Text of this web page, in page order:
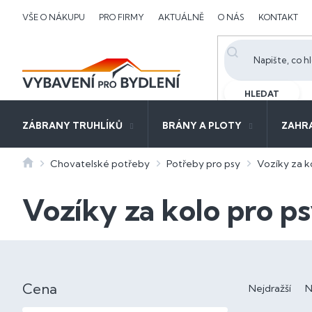
VŠE O NÁKUPU PRO FIRMY AKTUÁLNĚ O NÁS KONTAKT
HLEDAT
ZÁBRANY TRUHLÍKŮ BRÁNY A PLOTY
DomůChovatelské potřeby Potřeby pro psy Vozíky za
Vozíky za kolo pro
s
t
Cena
aNejdražší